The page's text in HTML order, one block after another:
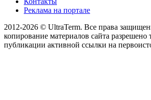
Реклама на портале
2012-2026 © UltraTerm. Все права
копирование материалов сайта разрешено
публикации активной ссылки на